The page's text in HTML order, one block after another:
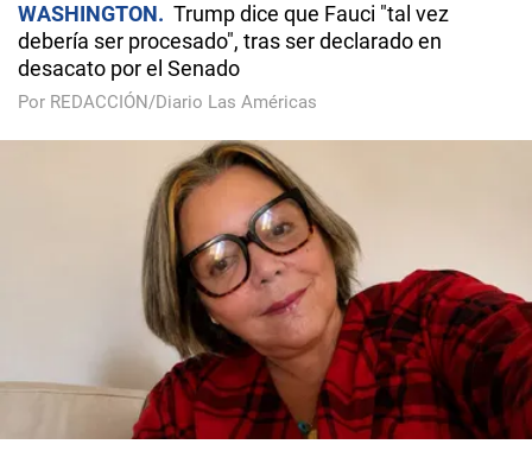
WASHINGTON
Trump dice que Fauci "tal vez
debería ser procesado", tras ser declarado en
desacato por el Senado
Por REDACCIÓN/Diario Las Américas